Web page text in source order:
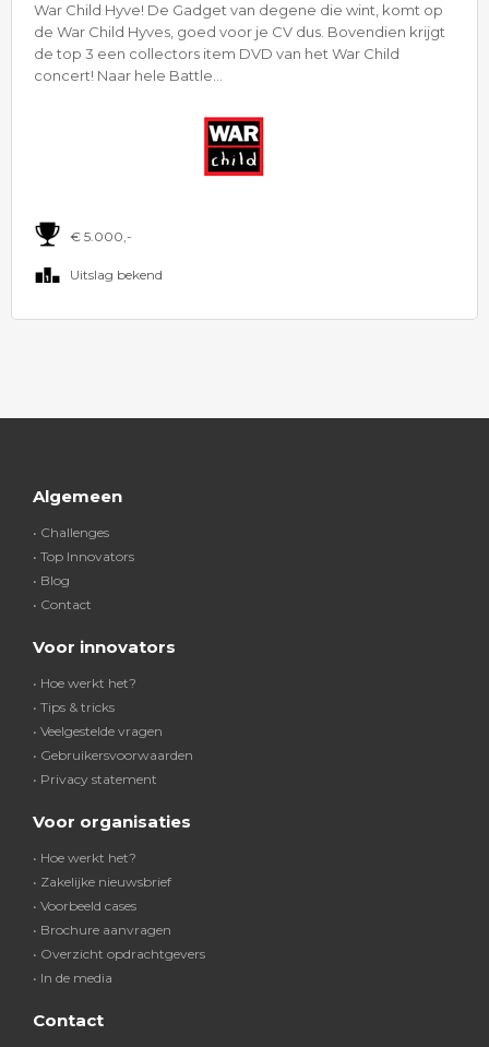
War Child Hyve! De Gadget van degene die wint, komt op
de War Child Hyves, goed voor je CV dus. Bovendien krijgt
de top 3 een collectors item DVD van het War Child
concert! Naar hele Battle...
€ 5.000,-
Uitslag bekend
Algemeen
• Challenges
• Top Innovators
• Blog
• Contact
Voor innovators
• Hoe werkt het?
• Tips & tricks
• Veelgestelde vragen
• Gebruikersvoorwaarden
• Privacy statement
Voor organisaties
• Hoe werkt het?
• Zakelijke nieuwsbrief
• Voorbeeld cases
• Brochure aanvragen
• Overzicht opdrachtgevers
• In de media
Contact